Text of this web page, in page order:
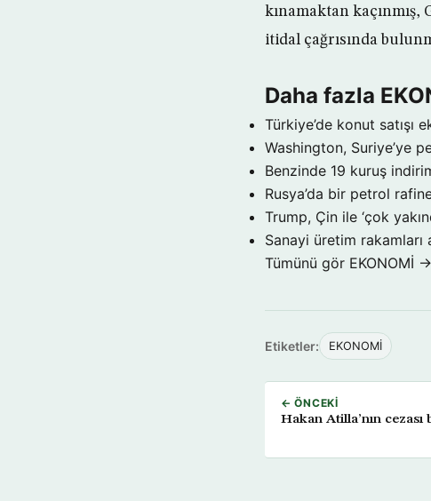
kınamaktan
itidal çağrısında
Daha fazla
Türkiye’de konut satışı
Washington, Suriye’ye
Benzinde 19 kuruş
Rusya’da bir petrol
Trump, Çin ile ‘çok
Sanayi üretim rakamları
Tümünü gör EKONOMİ →
Etiketler: EKONOMİ
← ÖNCEKI
Hakan Atilla’nın cezası